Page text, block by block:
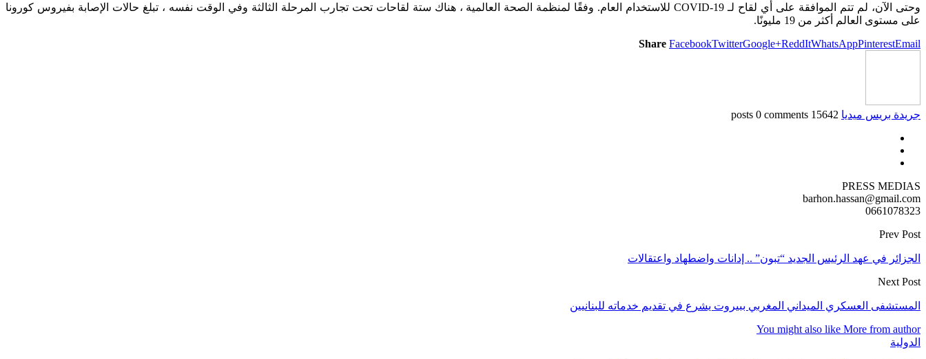
وحتى الآن، لم تتم الموافقة على أي لقاح لـ COVID-19 للاستخدام العام. وفقًا لمنظمة الصحة العالمية ، هناك ستة لقاحات تحت تجارب المرحلة الثالثة وفي الوقت نفسه ، تبلغ حالات الإصابة بفيروس كورونا
على مستوى العالم أكثر من 19 مليونًا.
Share FacebookTwitterGoogle+ReddItWhatsAppPinterestEmail
جريدة بريس ميديا 15642 posts
0 comments
PRESS MEDIAS
barhon.hassan@gmail.com
0661078323
Prev Post
الجزائر في عهد الرئيس الجديد “تبون” .. إدانات واضطهاد واعتقالات
Next Post
المستشفى العسكري الميداني المغربي ببيروت يشرع في تقديم خدماته للبنانيين
You might also like More from author
الدولية